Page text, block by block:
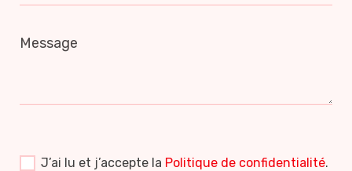
Message
J’ai lu et j’accepte la Politique de confidentialité.